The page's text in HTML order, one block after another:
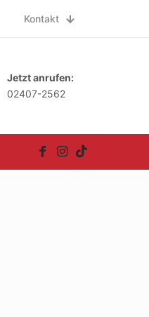
Kontakt
Jetzt anrufen:
02407-2562